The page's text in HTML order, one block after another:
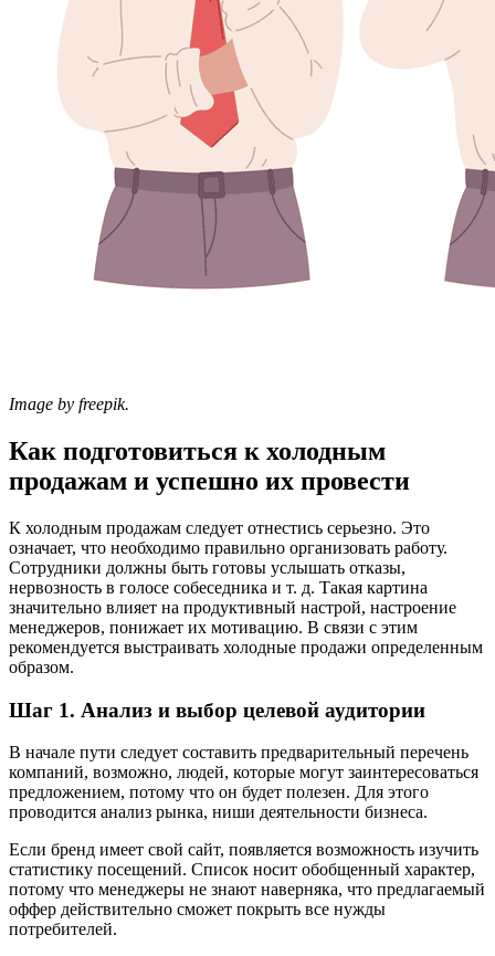
Image by freepik.
Как подготовиться к холодным
продажам и успешно их провести
К холодным продажам следует отнестись серьезно. Это
означает, что необходимо правильно организовать работу.
Сотрудники должны быть готовы услышать отказы,
нервозность в голосе собеседника и т. д. Такая картина
значительно влияет на продуктивный настрой, настроение
менеджеров, понижает их мотивацию. В связи с этим
рекомендуется выстраивать холодные продажи определенным
образом.
Шаг 1. Анализ и выбор целевой аудитории
В начале пути следует составить предварительный перечень
компаний, возможно, людей, которые могут заинтересоваться
предложением, потому что он будет полезен. Для этого
проводится анализ рынка, ниши деятельности бизнеса.
Если бренд имеет свой сайт, появляется возможность изучить
статистику посещений. Список носит обобщенный характер,
потому что менеджеры не знают наверняка, что предлагаемый
оффер действительно сможет покрыть все нужды
потребителей.